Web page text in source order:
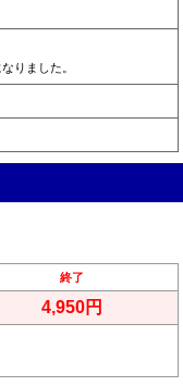
りました。
終了
4,950円